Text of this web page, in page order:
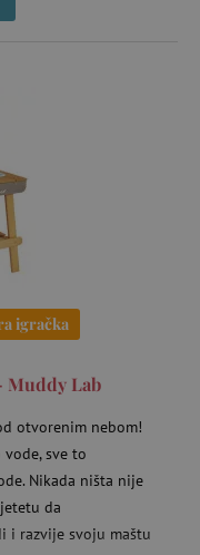
igračka
Muddy Lab
otvorenim nebom!
sve to
Nikada ništa nije
da
i razvije svoju maštu